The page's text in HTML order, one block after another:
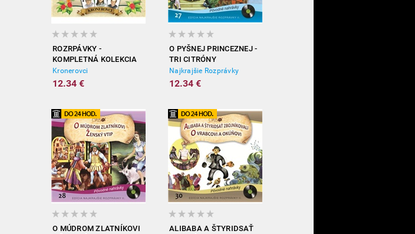
ROZRPÁVKY -
KOMPLETNÁ KOLEKCIA
(5CD)
Kronerovci
12.34 €
O PYŠNEJ PRINCEZNEJ -
TRI CITRÓNY
Najkrajšie Rozprávky
12.34 €
O MÚDROM ZLATNÍKOVI
ALIBABA A ŠTYRIDSAŤ